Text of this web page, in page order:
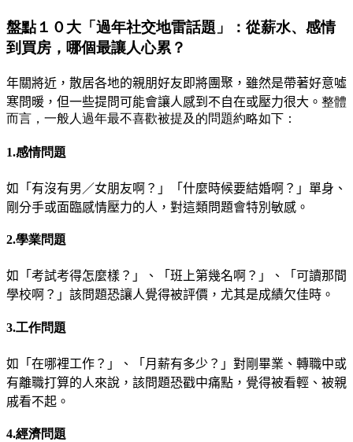
盤點１０大「過年社交地雷話題」：從薪水、感情
到買房，哪個最讓人心累？
年關將近，散居各地的親朋好友即將團聚，雖然是帶著好意噓
寒問 暖 ，但一些提問可能會讓人感到不自在或壓力很大。 整體
而言，一般人過年最不喜歡被提及的問題約略如下：
1.感情問題
如「有沒有男／女朋友啊 ？」 「什麼時候要結婚啊？」 單身、
剛分手或面臨感情壓力的人 ， 對這類問題會特別敏感。
2.學業問題
如「考試考得怎麼樣？」、「班上第幾名啊？」、「可讀那間
學校啊？」該問題恐讓人覺得被評價，尤其是成績欠佳時。
3.工作問題
如「在哪裡工作？」、「月薪有多少？」 對剛畢業、轉職中或
有離職打算的人來說，該問題恐戳中痛點，覺得被看輕、被親
戚看不起。
4.經濟問題